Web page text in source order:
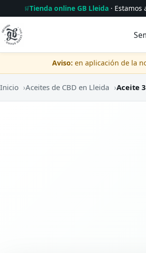
🛒Tienda online GB Lleida· Estamos
Aviso:en aplicación de la
Inicio ›Aceites de CBD en Lleida ›Aceite